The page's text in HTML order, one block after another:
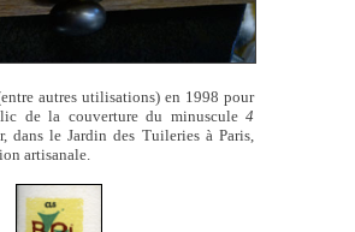
autres utilisations) en 1998 pour
de la couverture du minuscule4
dans le Jardin des Tuileries à Paris,
artisanale.